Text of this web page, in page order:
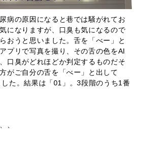
病の原因になると巷では騒がれてお
になりますが、口臭も気になるので
おうと思いました。舌を「べー」と
プリで写真を撮り、その舌の色をAI
口臭がどれほどか判定するものだそ
がご自分の舌を「べー」と出して
た。結果は「01」。3段階のうち1番
、